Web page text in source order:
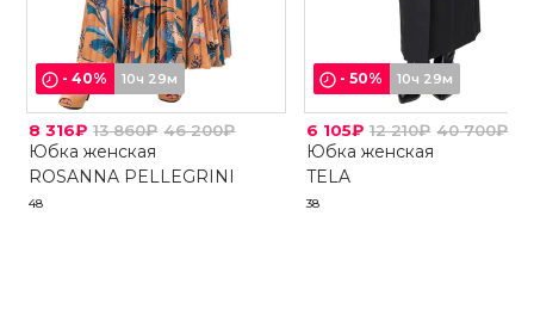
-40% 10ч 29м
8 316₽ 13 860₽ 46 200₽
Юбка женская
ROSANNA PELLEGRINI
48
-50% 10ч 29м
6 105₽ 12 210₽ 40 700₽
Юбка женская
TELA
38